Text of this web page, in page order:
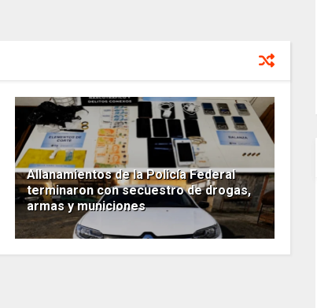
Allanamientos de la Policía Federal
terminaron con secuestro de drogas,
armas y municiones